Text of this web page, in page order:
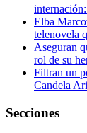
Elba
telenovela
Aseguran
rol de su
Filtran un
Candela
Secciones